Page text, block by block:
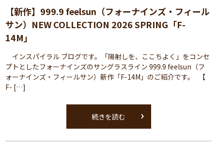
【新作】999.9 feelsun（フォーナインズ・フィール
サン）NEW COLLECTION 2026 SPRING「F-
14M」
インスパイラル ブログです。「陽射しを、ここちよく」をコンセ
プトとしたフォーナインズのサングラスライン 999.9 feelsun（フ
ォーナインズ・フィールサン）新作「F-14M」のご紹介です。 【
F- […]
続きを読む